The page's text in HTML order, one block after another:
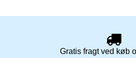
Gratis fragt ved køb